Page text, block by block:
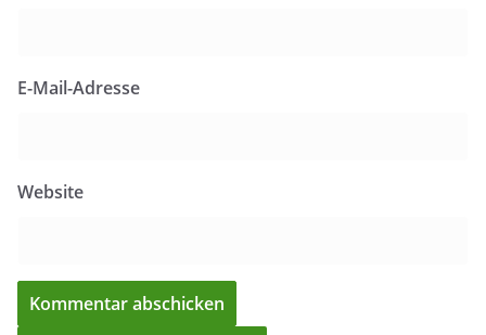
E-Mail-Adresse
Website